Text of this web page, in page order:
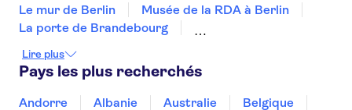
Le mur de Berlin
Musée de la RDA à Berlin
La porte de Brandebourg
Lac de Constance
Château de Charlottenburg
Château de Neuschwanstein
Spree
Lire plus
Pays les plus recherchés
Andorre Albanie Australie
Belgique